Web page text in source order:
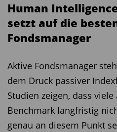
Human
setzt auf die
Fondsmanager
Aktive Fondsmanager
dem Druck passiver
Studien zeigen, dass
Benchmark langfristig
genau an diesem Punkt